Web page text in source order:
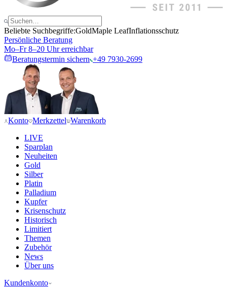
Beliebte Suchbegriffe:GoldMaple LeafInflationsschutz
Persönliche Beratung
Mo–Fr 8–20 Uhr erreichbar
Beratungstermin sichern +49 7930-2699
Konto Merkzettel Warenkorb
LIVE
Sparplan
Neuheiten
Gold
Silber
Platin
Palladium
Kupfer
Krisenschutz
Historisch
Limitiert
Themen
Zubehör
News
Über uns
Kundenkonto